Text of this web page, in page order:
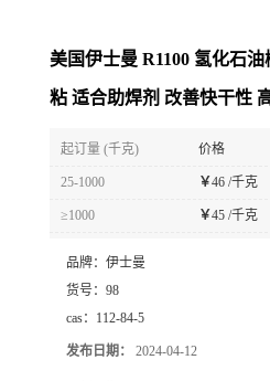
美国伊士曼 R1100 氢化石
粘 适合助焊剂 改善快干性
起订量 (千克) 价格
25-1000 ￥46 /千克
≥1000 ￥45 /千克
品牌： 伊士曼
货号： 98
cas： 112-84-5
发布日期： 2024-04-12